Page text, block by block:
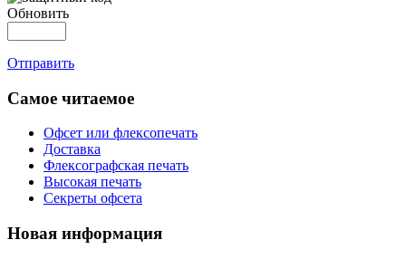
Обновить
Отправить
Самое читаемое
Офсет или флексопечать
Доставка
Флексографская печать
Высокая печать
Секреты офсета
Новая информация